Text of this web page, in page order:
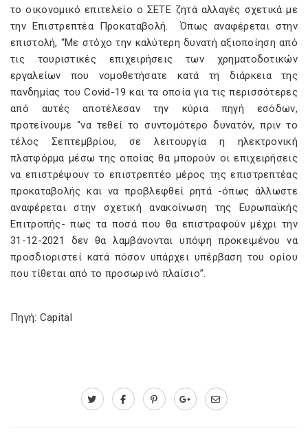
το οικονομικό επιτελείο ο ΣΕΤΕ ζητά αλλαγές σχετικά με
την Επιστρεπτέα Προκαταβολή. Όπως αναφέρεται στην
επιστολή, “Με στόχο την καλύτερη δυνατή αξιοποίηση από
τις τουριστικές επιχειρήσεις των χρηματοδοτικών
εργαλείων που νομοθετήσατε κατά τη διάρκεια της
πανδημίας του Covid-19 και τα οποία για τις περισσότερες
από αυτές αποτέλεσαν την κύρια πηγή εσόδων,
προτείνουμε “να τεθεί το συντομότερο δυνατόν, πριν το
τέλος Σεπτεμβρίου, σε λειτουργία η ηλεκτρονική
πλατφόρμα μέσω της οποίας θα μπορούν οι επιχειρήσεις
να επιστρέψουν το επιστρεπτέο μέρος της επιστρεπτέας
προκαταβολής και να προβλεφθεί ρητά -όπως άλλωστε
αναφέρεται στην σχετική ανακοίνωση της Ευρωπαϊκής
Επιτροπής- πως τα ποσά που θα επιστραφούν μέχρι την
31-12-2021 δεν θα λαμβάνονται υπόψη προκειμένου να
προσδιοριστεί κατά πόσον υπάρχει υπέρβαση του ορίου
που τίθεται από το προσωρινό πλαίσιο”.
Πηγή: Capital